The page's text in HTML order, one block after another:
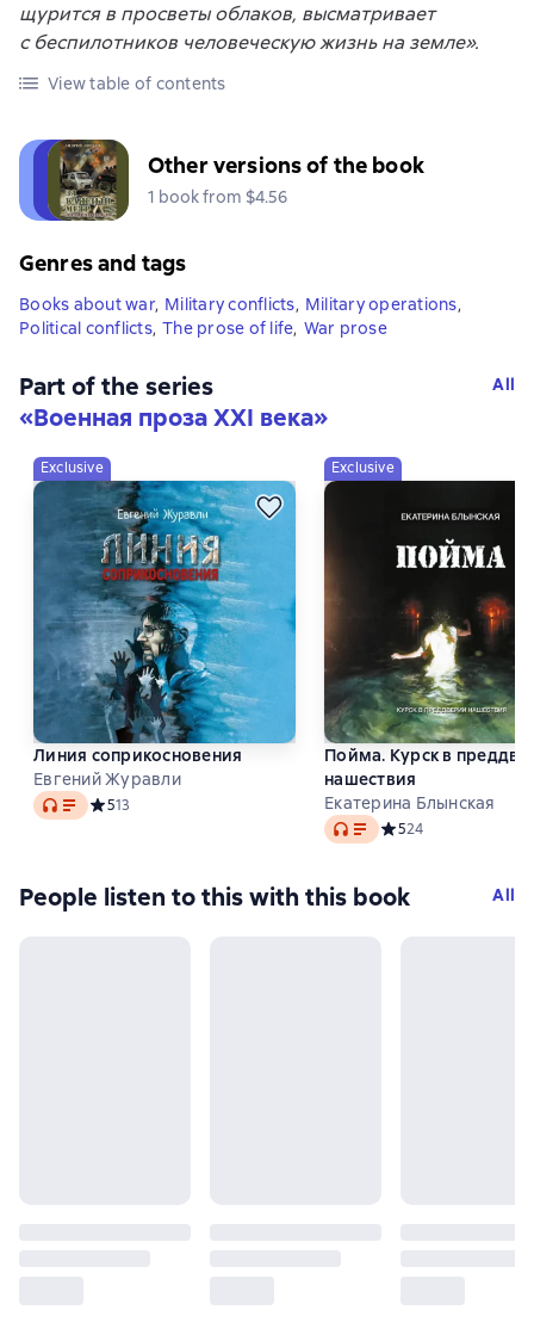
щурится в просветы облаков, высматривает
с беспилотников человеческую жизнь на земле».
View table of contents
Other versions of the book
1 book from $4.56
Genres and tags
Books about war, Military conflicts, Military operations,
Political conflicts, The prose of life, War prose
Part of the series
«Военная проза XXI века»
All
Exclusive
Линия соприкосновения
Евгений Журавли
Audio Средний рейтинг 5 на основе 13 оценок
513
Exclusive
Пойма. Курск в
нашествия
Екатерина Блынская
Audio Средний рейтинг 5
524
People listen to this with this book All